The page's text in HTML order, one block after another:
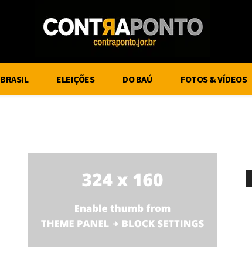
BRASIL ELEIÇÕES DO BAÚ FOTOS & VÍDEOS